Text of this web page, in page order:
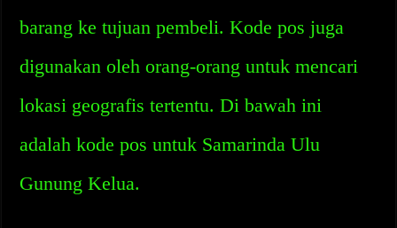
barang ke tujuan pembeli. Kode pos juga
digunakan oleh orang-orang untuk mencari
lokasi geografis tertentu. Di bawah ini
adalah kode pos untuk Samarinda Ulu
Gunung Kelua.